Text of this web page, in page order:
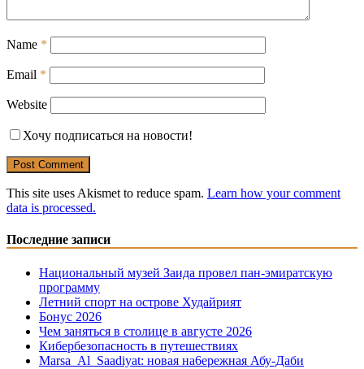
Name *
Email *
Website
Хочу подписаться на новости!
This site uses Akismet to reduce spam. Learn how your comment
data is processed.
Последние записи
Национальный музей Заида провел пан-эмиратскую
программу
Летний спорт на острове Худайрият
Бонус 2026
Чем заняться в столице в августе 2026
Кибербезопасность в путешествиях
Marsa Al Saadiyat: новая на6ережная Абу-Даби